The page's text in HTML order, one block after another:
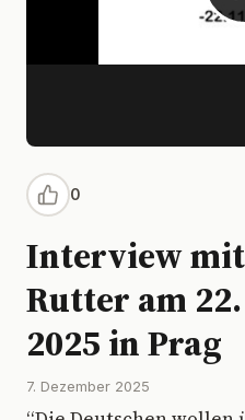
0
Interview
Rutter am
2025 in Prag
7. Dezember 2025